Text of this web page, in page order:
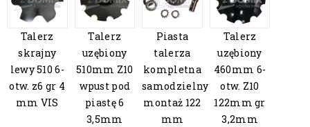
Talerz
skrajny
lewy 510 6-
otw. z6 gr 4
mm VIS
Talerz
uzębiony
510mm Z10
wpust pod
piastę 6
3,5mm
Piasta
talerza
kompletna
samodzielny
montaż 122
mm
Talerz
uzębiony
460mm 6-
otw. Z10
122mm gr
3,2mm